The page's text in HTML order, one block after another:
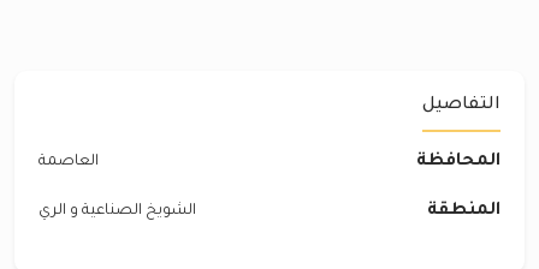
التفاصيل
المحافظة العاصمة
المنطقة الشويخ الصناعية و الري